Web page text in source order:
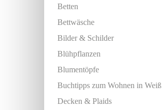
Betten
Bettwäsche
Bilder & Schilder
Blühpflanzen
Blumentöpfe
Buchtipps zum Wohnen in Weiß
Decken & Plaids